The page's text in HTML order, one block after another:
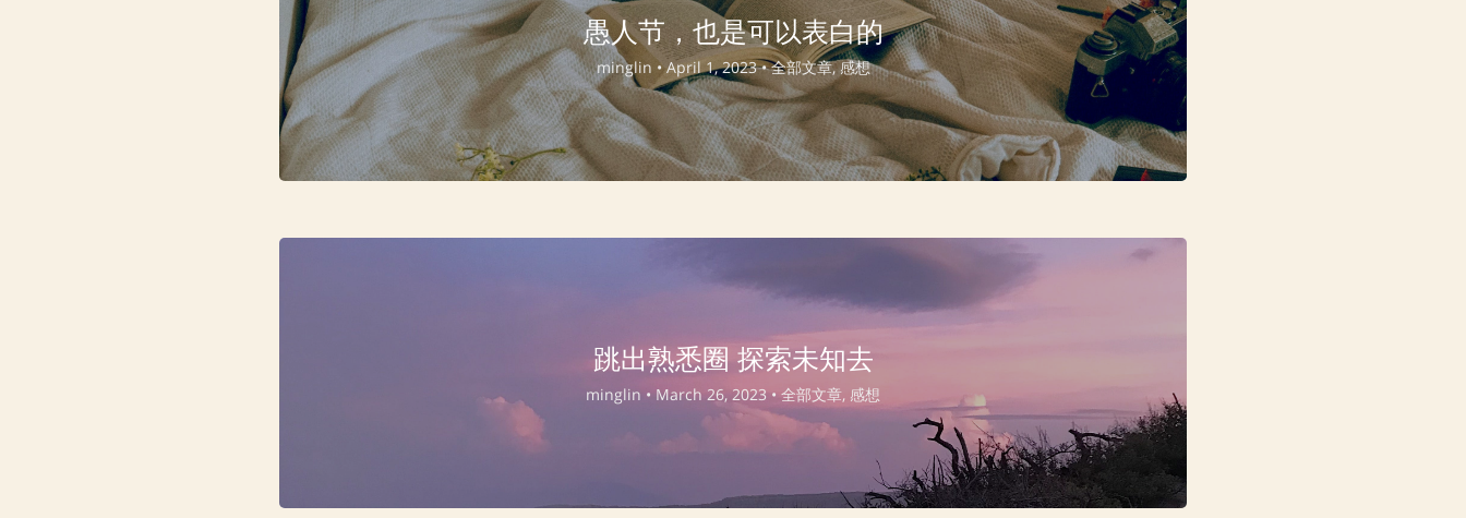
愚人节，也是可以表白的
minglin •April 1, 2023 •全部文章, 感想
跳出熟悉圈 探索未知去
minglin •March 26, 2023 • 全部文章, 感想